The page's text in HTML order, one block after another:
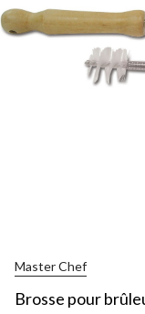
Master Chef
Brosse pour